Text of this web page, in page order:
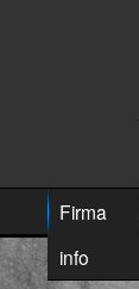
Firma
info